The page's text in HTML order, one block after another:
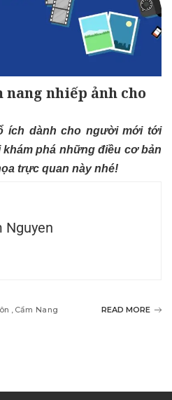
nhiếp ảnh cho
ích dành cho người mới tới
phá những điều cơ bản
trực quan này nhé!
Nguyen
Cẩm Nang READ MORE